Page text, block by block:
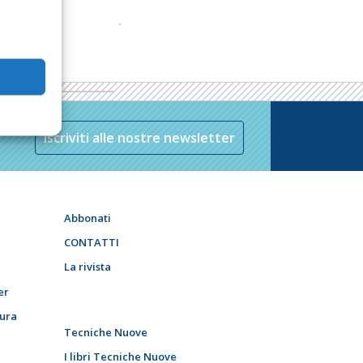
Iscriviti alle nostre newsletter
Abbonati
CONTATTI
La rivista
Tecniche Nuove
I libri Tecniche Nuove